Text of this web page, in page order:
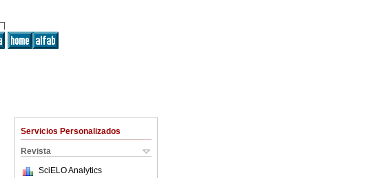
Servicios Personalizados
Revista
SciELO Analytics